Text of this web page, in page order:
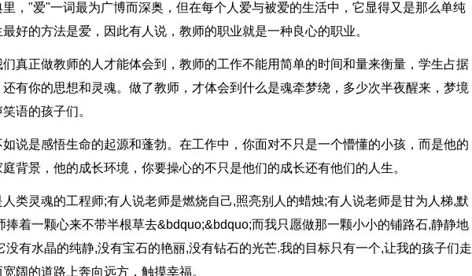
，"爱"一词最为广博而深奥，但在每个人爱与被爱的生活中，它显得又是那么单纯
好的方法是爱，因此有人说，教师的职业就是一种良心的职业。
们真正做教师的人才能体会到，教师的工作不能用简单的时间和量来衡量，学生占据
有你的思想和灵魂。做了教师，才体会到什么是魂牵梦绕，多少次半夜醒来，梦境
语的孩子们。
说是感悟生命的起源和蓬勃。在工作中，你面对不只是一个懵懂的小孩，而是他的
背景，他的成长环境，你要操心的不只是他们的成长还有他们的人生。
类灵魂的工程师;有人说老师是燃烧自己,照亮别人的蜡烛;有人说老师是甘为人梯,默
捧着一颗心来不带半根草去&bdquo;&bdquo;而我只愿做那一颗小小的铺路石,静静地
没有水晶的纯静,没有宝石的艳丽,没有钻石的光芒.我的目标只有一个,让我的孩子们走
阔的道路上奔向远方，触摸幸福。